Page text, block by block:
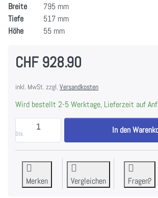
Breite
795 mm
Tiefe
517 mm
Höhe
55 mm
CHF 928.90
inkl. MwSt. zzgl. Versandkosten
Wird bestellt 2-5 Werktage, Lieferzeit auf
Stk.
Siemens EH845BFB5E
In den
Merken Vergleichen Fragen?